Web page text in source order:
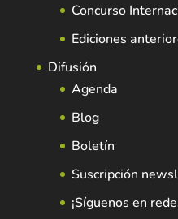
Concurso
Ediciones
Difusión
Agenda
Blog
Boletín
Suscripción
¡Síguenos en